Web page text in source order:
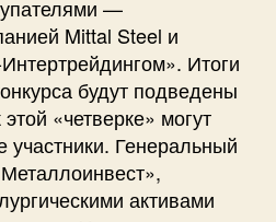
—
Mittal Steel и
Итоги
будут подведены
«четверке» могут
участники. Генеральный
активами